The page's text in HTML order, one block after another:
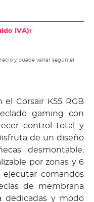
IVA):
y puede variar según el
Corsair K55 RGB
gaming con
control total y
de un diseño
desmontable,
por zonas y 6
comandos
de membrana
dedicadas y modo